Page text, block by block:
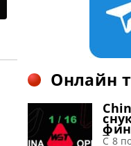
Онлайн
C 8